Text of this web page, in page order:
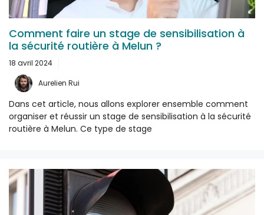
Comment faire un stage de sensibilisation à
la sécurité routière à Melun ?
18 avril 2024
Aurelien Rui
Dans cet article, nous allons explorer ensemble comment
organiser et réussir un stage de sensibilisation à la sécurité
routière à Melun. Ce type de stage